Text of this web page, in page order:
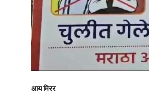
आय मिरर